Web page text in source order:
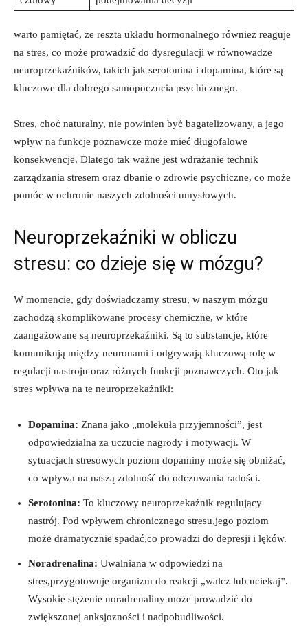
warto pamiętać, że reszta układu hormonalnego również reaguje
na stres, co może prowadzić do dysregulacji w równowadze
neuroprzekaźników, takich jak serotonina i dopamina, które są
kluczowe dla dobrego samopoczucia psychicznego.
Stres, choć naturalny, nie powinien być bagatelizowany, a jego
wpływ na funkcje poznawcze może mieć długofalowe
konsekwencje. Dlatego tak ważne jest wdrażanie technik
zarządzania stresem oraz dbanie o zdrowie psychiczne, co może
pomóc w ochronie naszych zdolności umysłowych.
Neuroprzekaźniki w obliczu
stresu: co dzieje się w mózgu?
W momencie, gdy doświadczamy stresu, w naszym mózgu
zachodzą skomplikowane procesy chemiczne, w które
zaangażowane są neuroprzekaźniki. Są to substancje, które
komunikują między neuronami i odgrywają kluczową rolę w
regulacji nastroju oraz różnych funkcji poznawczych. Oto jak
stres wpływa na te neuroprzekaźniki:
Dopamina: Znana jako „molekuła przyjemności”, jest
odpowiedzialna za uczucie nagrody i motywacji. W
sytuacjach stresowych poziom dopaminy może się obniżać,
co wpływa na naszą zdolność do odczuwania radości.
Serotonina: To kluczowy neuroprzekaźnik regulujący
nastrój. Pod wpływem chronicznego stresu,jego poziom
może dramatycznie spadać,co prowadzi do depresji i lęków.
Noradrenalina: Uwalniana w odpowiedzi na
stres,przygotowuje organizm do reakcji „walcz lub uciekaj”.
Wysokie stężenie noradrenaliny może prowadzić do
zwiększonej anksjozności i nadpobudliwości.